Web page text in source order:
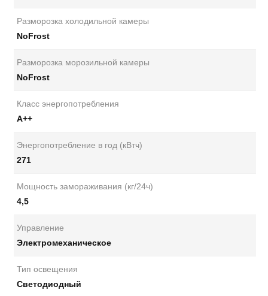
Разморозка холодильной камеры
NoFrost
Разморозка морозильной камеры
NoFrost
Класс энергопотребления
А++
Энергопотребление в год (кВтч)
271
Мощность замораживания (кг/24ч)
4,5
Управление
Электромеханическое
Тип освещения
Светодиодный